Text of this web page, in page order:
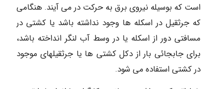
است که بوسیله نیروی برق به حرکت در می آیند. هنگامی
که جرثقیل در اسکله ها وجود نداشته باشد یا کشتی در
مسافتی دور از اسکله یا در وسط آب لنگر انداخته باشد،
برای جابجائی بار از دکل کشتی ها یا جرثقیلهای موجود
در کشتی استفاده می شود.